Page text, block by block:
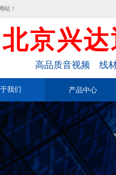
站！
北京兴
高品质音视频 线
我们 产品中心